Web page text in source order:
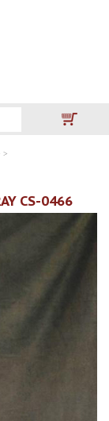
CS-0466